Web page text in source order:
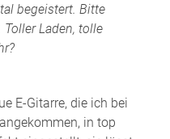
begeistert. Bitte
Laden, tolle
E-Gitarre, die ich bei
in top